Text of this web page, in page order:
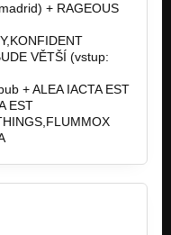
+ RAGEOUS
VĚTŠÍ (vstup:
+ ALEA IACTA EST
EST